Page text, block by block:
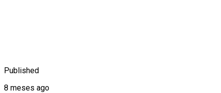
Published
8 meses ago